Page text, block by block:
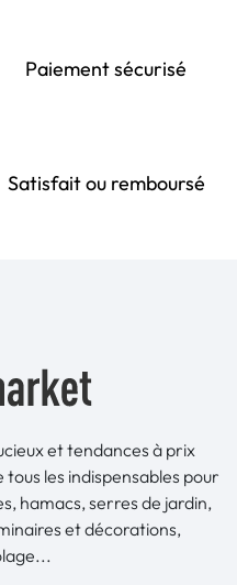
Paiement sécurisé
Satisfait ou remboursé
et tendances à prix
les indispensables pour
hamacs, serres de jardin,
et décorations,